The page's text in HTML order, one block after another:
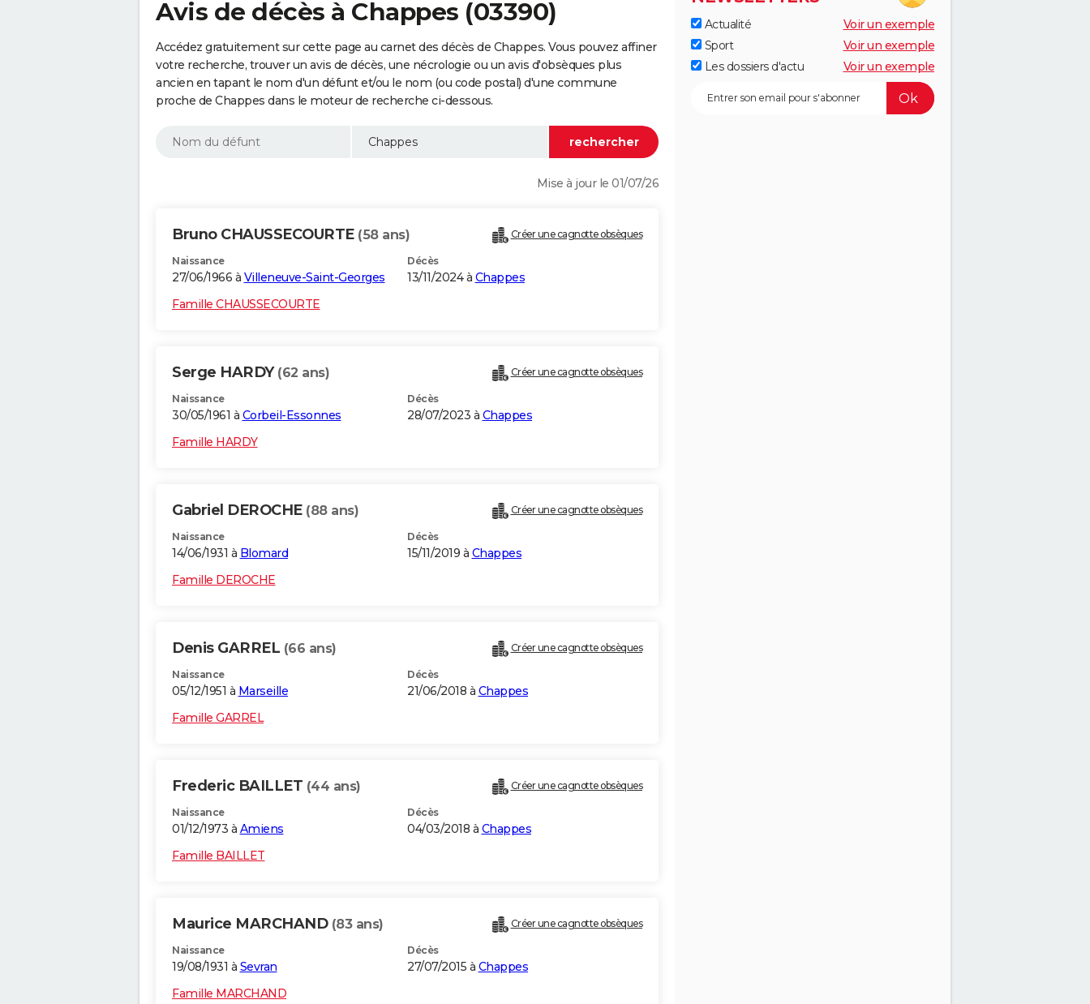
Avis de décès à Chappes (03390)
Accédez gratuitement sur cette page au carnet des décès de Chappes. Vous pouvez affiner
votre recherche, trouver un avis de décès, une nécrologie ou un avis d'obsèques plus
ancien en tapant le nom d'un défunt et/ou le nom (ou code postal) d'une commune
proche de Chappes dans le moteur de recherche ci-dessous.
Mise à jour le 01/07/26
Bruno CHAUSSECOURTE (58 ans) Créer une cagnotte obsèques
Naissance
27/06/1966 à Villeneuve-Saint-Georges
Décès
13/11/2024 à Chappes
Famille CHAUSSECOURTE
Serge HARDY (62 ans) Créer une cagnotte obsèques
Naissance
30/05/1961 à Corbeil-Essonnes
Décès
28/07/2023 à Chappes
Famille HARDY
Gabriel DEROCHE (88 ans) Créer une cagnotte obsèques
Naissance
14/06/1931 à Blomard
Décès
15/11/2019 à Chappes
Famille DEROCHE
Denis GARREL (66 ans) Créer une cagnotte obsèques
Naissance
05/12/1951 à Marseille
Décès
21/06/2018 à Chappes
Famille GARREL
Frederic BAILLET (44 ans) Créer une cagnotte obsèques
Naissance
01/12/1973 à Amiens
Décès
04/03/2018 à Chappes
Famille BAILLET
Maurice MARCHAND (83 ans) Créer une cagnotte obsèques
Naissance
19/08/1931 à Sevran
Décès
27/07/2015 à Chappes
Famille MARCHAND
Actualité
Voir un exemple
Sport
Voir un exemple
Les dossiers d'actu
Voir un exemple